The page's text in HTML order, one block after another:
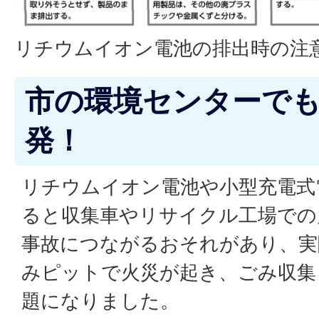
リチウムイオン電池の排出時の注
市の環境センターで
発！
リチウムイオン電池や小型充電
ると収集車やリサイクル工場で
事故につながるおそれがあり、
みピットで火災が起き、ごみ収
題になりました。